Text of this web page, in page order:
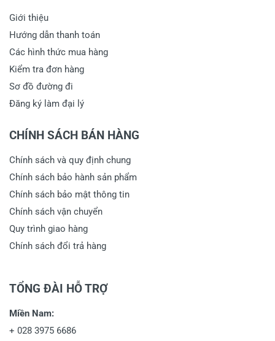
Giới thiệu
Hướng dẫn thanh toán
Các hình thức mua hàng
Kiểm tra đơn hàng
Sơ đồ đường đi
Đăng ký làm đại lý
CHÍNH SÁCH BÁN HÀNG
Chính sách và quy định chung
Chính sách bảo hành sản phẩm
Chính sách bảo mật thông tin
Chính sách vận chuyển
Quy trình giao hàng
Chính sách đổi trả hàng
TỔNG ĐÀI HỖ TRỢ
Miền Nam:
+ 028 3975 6686